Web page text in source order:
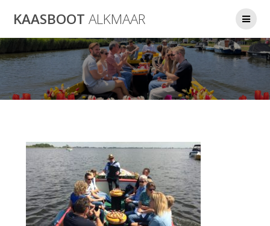
naar
inhoud
KAASBOOT ALKMAAR